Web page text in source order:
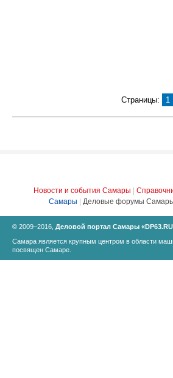
Страницы: 1
Новости и события Самары
Самары
Деловые форумы
© 2009–2016, Деловой портал Самары
Самара является крупным центром в области
посвящен Самаре.